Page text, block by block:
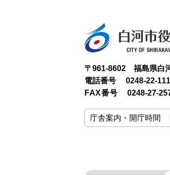
〒961-8602 福島県白
電話番号
0248-22-
FAX番号
0248-27-
庁舎案内・開庁時間